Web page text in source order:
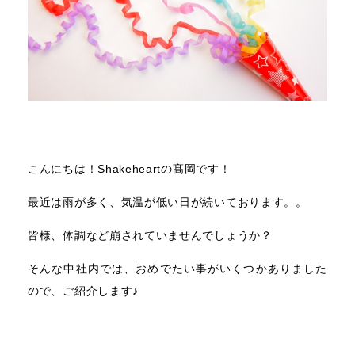
こんにちは！Shakeheartの髙岡です！
最近は雨が多く、気温が低い日が続いております。。
皆様、体調など崩されていませんでしょうか？
そんな中社内では、おめでたい事がいくつかありました
ので、ご紹介します♪